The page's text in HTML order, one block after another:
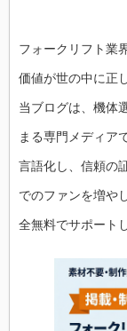
フォークリフト業
価値が世の中に正
当ブログは、機体
まる専門メディア
言語化し、信頼の
でのファンを増や
全無料でサポート